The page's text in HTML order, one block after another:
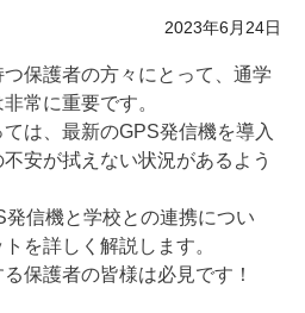
2023年6月24日
保護者の方々にとって、通学
常に重要です。
は、最新のGPS発信機を導入
安が拭えない状況があるよう
信機と学校との連携につい
を詳しく解説します。
保護者の皆様は必見です！